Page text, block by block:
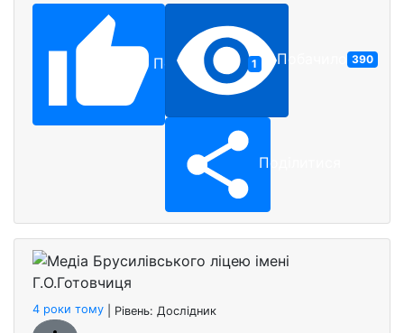
Подобається 1 Побачило 390
Поділитися
4 роки тому | Рівень: Дослідник